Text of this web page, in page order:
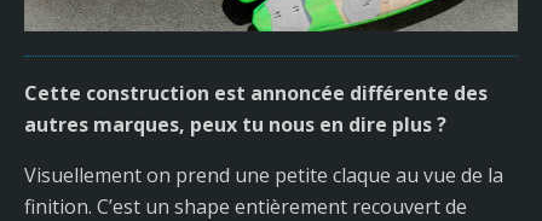
Cette construction est annoncée différente des
autres marques, peux tu nous en dire plus ?
Visuellement on prend une petite claque au vue de la
finition. C’est un shape entièrement recouvert de